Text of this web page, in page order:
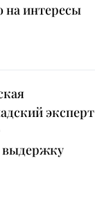
на интересы
эксперт
выдержку